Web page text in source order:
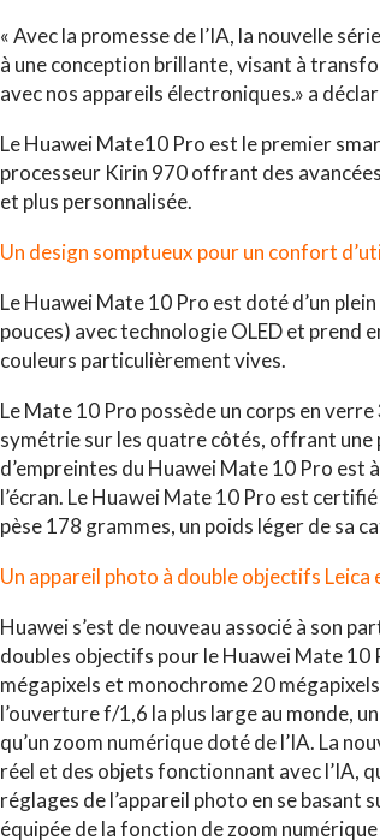
« Avec la promesse de l’IA, la nouvelle
à une conception brillante, visant à
avec nos appareils électroniques.» a
Le Huawei Mate10 Pro est le premier
processeur Kirin 970 offrant des
et plus personnalisée.
Un design somptueux pour un confort
Le Huawei Mate 10 Pro est doté d’un
pouces) avec technologie OLED et prend
couleurs particulièrement vives.
Le Mate 10 Pro possède un corps en
symétrie sur les quatre côtés, offrant une
d’empreintes du Huawei Mate 10 Pro est
l’écran. Le Huawei Mate 10 Pro est
pèse 178 grammes, un poids léger de sa
Un appareil photo à double objectifs
Huawei s’est de nouveau associé à son
doubles objectifs pour le Huawei Mate 10
mégapixels et monochrome 20
l’ouverture f/1,6 la plus large au monde,
qu’un zoom numérique doté de l’IA. La
réel et des objets fonctionnant avec l’IA,
réglages de l’appareil photo en se basant
équipée de la fonction de zoom
Chanel Croisière 2025/26 :
parenthèse enchantée au